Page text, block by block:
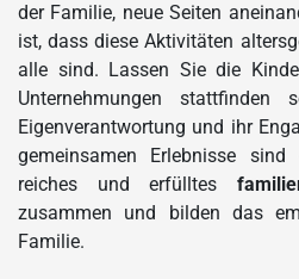
der Familie, neue Seiten
ist, dass diese Aktivitäten
alle sind. Lassen Sie die
Unternehmungen
Eigenverantwortung und ihr
gemeinsamen Erlebnisse
reiches und erfülltes
zusammen und bilden das
Familie.